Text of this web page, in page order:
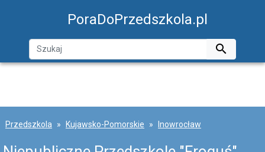
PoraDoPrzedszkola.pl

Przedszkola Kujawsko-Pomorskie Inowrocław